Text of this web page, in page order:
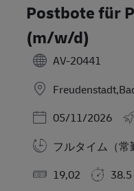
Postbote für
(m/w/d)
AV-20441
Posted Date
05/11/2026
フルタイム（常
19,02
38.5